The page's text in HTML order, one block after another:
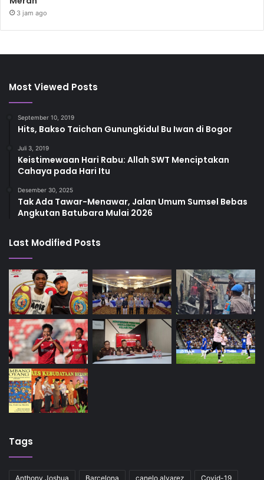
3 jam ago
Most Viewed Posts
September 10, 2019
Hits, Bakso Taichan Gunungkidul Bu Iwan di Bogor
Juli 3, 2019
Keistimewaan Hari Rabu: Allah SWT Menciptakan
Cahaya pada Hari Itu
Desember 30, 2025
Tak Ada Tawar-Menawar, Jalan Umum Sumsel Bebas
Angkutan Batubara Mulai 2026
Last Modified Posts
Tags
Anthony Joshua Barcelona canelo alvarez Covid-19